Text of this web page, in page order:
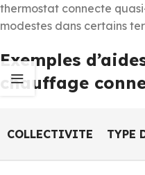
thermostat connecte
modestes dans certains
Exemples
chauffage
COLLECTIVITE TYPE